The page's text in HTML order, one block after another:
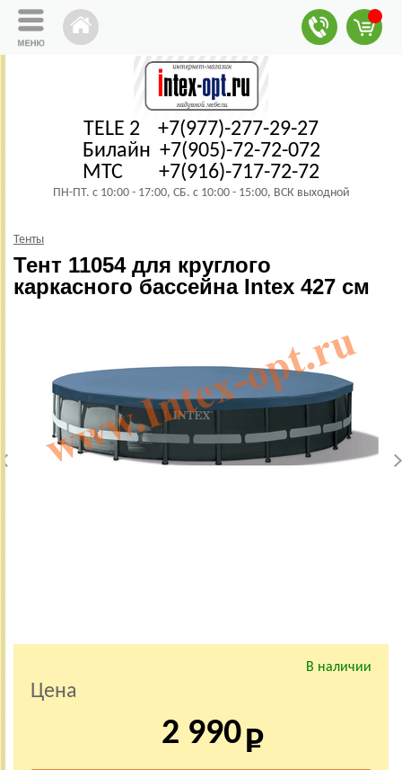
TELE 2 +7(977)-277-29-27
Билайн +7(905)-72-72-072
МТС +7(916)-717-72-72
ПН-ПТ. с 10:00 - 17:00, СБ. с 10:00 - 15:00, ВСК выходной
Тенты
Тент 11054 для круглого
каркасного бассейна Intex 427 см
В наличии
Цена
2 990